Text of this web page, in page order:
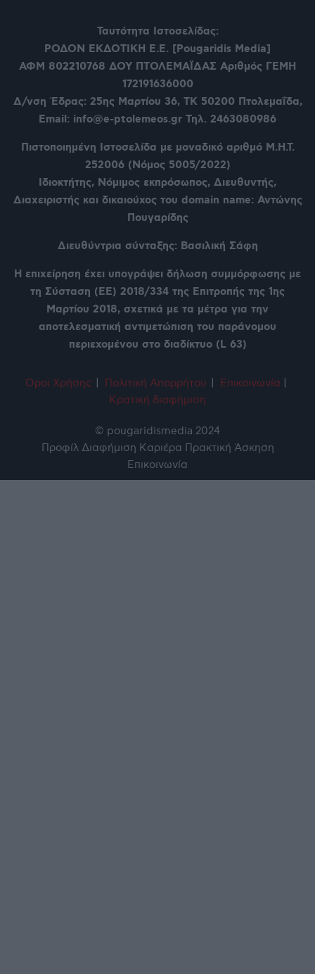
Ταυτότητα Ιστοσελίδας:
ΡΟΔΟΝ ΕΚΔΟΤΙΚΗ Ε.Ε. [Pougaridis Media]
ΑΦΜ 802210768 ΔΟΥ ΠΤΟΛΕΜΑΪΔΑΣ Αριθμός ΓΕΜΗ
172191636000
Δ/νση Έδρας: 25ης Μαρτίου 36, ΤΚ 50200 Πτολεμαΐδα,
Email: info@e-ptolemeos.gr Τηλ. 2463080986
Πιστοποιημένη Ιστοσελίδα με μοναδικό αριθμό Μ.Η.Τ.
252006 (Νόμος 5005/2022)
Ιδιοκτήτης, Νόμιμος εκπρόσωπος, Διευθυντής,
Διαχειριστής και δικαιούχος του domain name: Αντώνης
Πουγαρίδης
Διευθύντρια σύνταξης: Βασιλική Σάφη
Η επιχείρηση έχει υπογράψει δήλωση συμμόρφωσης με
τη Σύσταση (ΕΕ) 2018/334 της Επιτροπής της 1ης
Μαρτίου 2018, σχετικά με τα μέτρα για την
αποτελεσματική αντιμετώπιση του παράνομου
περιεχομένου στο διαδίκτυο (L 63)
Όροι Χρήσης Πολιτική Απορρήτου Επικοινωνία
Κρατική διαφήμιση
© pougaridismedia 2024
Προφίλ Διαφήμιση Καριέρα Πρακτική Άσκηση
Επικοινωνία